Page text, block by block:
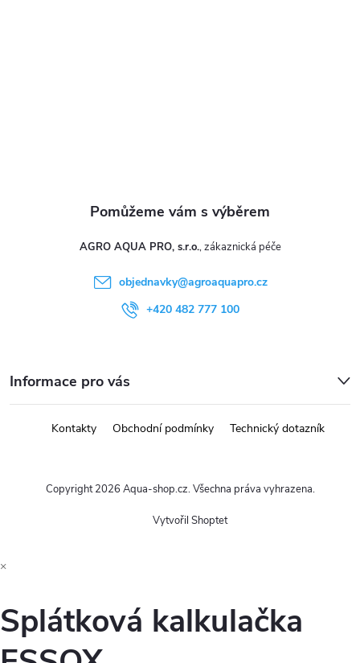
AGRO AQUA PRO, s.r.o.
objednavky@agroaquapro.cz
+420 482 777 100
Informace pro vás
Kontakty Obchodní podmínky Technický dotazník
Vytvořil Shoptet
Copyright 2026 Aqua-shop.cz. Všechna práva vyhrazena.
×
Splátková kalkulačka